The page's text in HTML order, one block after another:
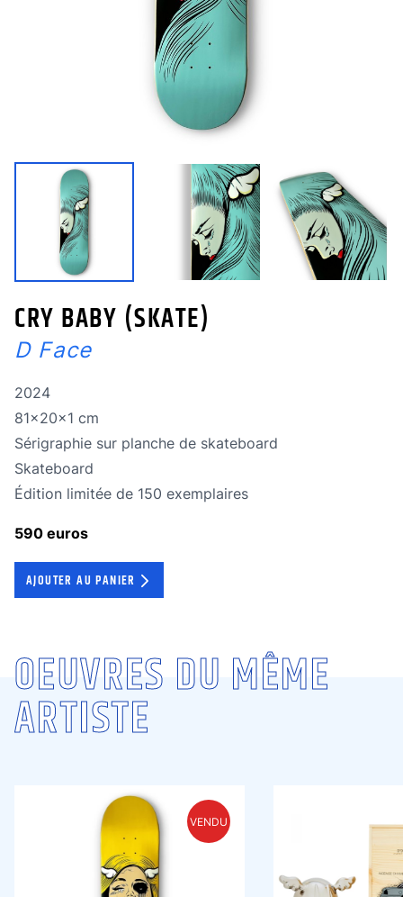
CRY BABY (SKATE)
D Face
Année de réalisation
2024
Dimensions
81x20x1 cm
Technique
Sérigraphie sur planche de skateboard
Technique
Skateboard
édition limitée
Édition limitée de 150 exemplaires
590 euros
AJOUTER AU PANIER
OEUVRES DU MÊME
ARTISTE
VENDU